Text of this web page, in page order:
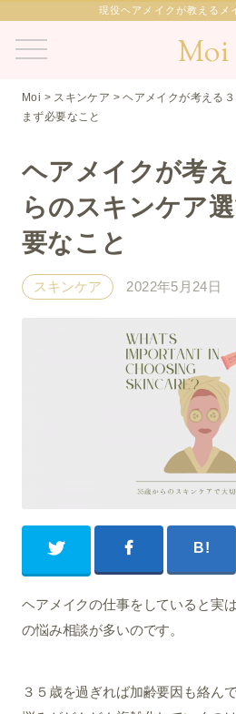
現役ヘアメイクが教えるメ
Moi
Moi > スキンケア >ヘアメイクが考える
まず必要なこと
ヘアメイクが考
らのスキンケア
要なこと
スキンケア 2022年5月24日
ヘアメイクの仕事をしていると実
の悩み相談が多いのです。
３５歳を過ぎれば加齢要因も絡ん